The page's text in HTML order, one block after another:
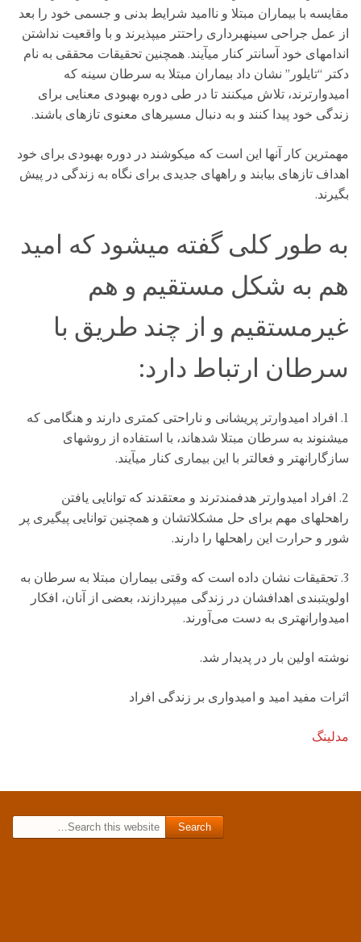
مقایسه با بیماران مبتلا و ناامید شرایط بدنی و جسمی خود را بعد
از عمل جراحی سینهبرداری راحتتر میپذیرند و با واقعیت نداشتن
اندامهای خود آسانتر کنار میآیند. همچنین تحقیقات محققی به نام
دکتر “تایلور” نشان داد بیماران مبتلا به سرطان سینه که
امیدوارترند، تلاش میکنند تا در طی دوره بهبودی معنایی برای
زندگی خود پیدا کنند و به دنبال مسیرهای معنوی تازهای باشند.
مهمترین کار آنها این است که میکوشند در دوره بهبودی برای خود
اهداف تازهای بیابند و راههای جدیدی برای نگاه به زندگی در پیش
بگیرند.
به طور کلی گفته میشود که امید
هم به شکل مستقیم و هم
غیرمستقیم و از چند طریق با
سرطان ارتباط دارد:
1. افراد امیدوارتر پریشانی و ناراحتی کمتری دارند و هنگامی که
میشنوند به سرطان مبتلا شدهاند، با استفاده از روشهای
سازگارانهتر و فعالتر با این بیماری کنار میآیند.
2. افراد امیدوارتر هدفمندترند و معتقدند که توانایی یافتن
راهحلهای مهم برای حل مشکلاتشان و همچنین توانایی پیگیری پر
شور و حرارت این راهحلها را دارند.
3. تحقیقات نشان داده است که وقتی بیماران مبتلا به سرطان به
اولویتبندی اهدافشان در زندگی میپردازند، بعضی از آنان، افکار
امیدوارانهتری به دست می‌‌آورند.
نوشته اولین بار در پدیدار شد.
اثرات مفید امید و امیدواری بر زندگی افراد
مدلینگ